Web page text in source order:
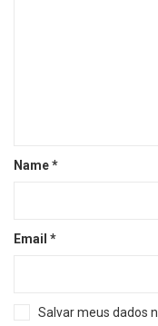
Name*
Email *
Salvar meus dados